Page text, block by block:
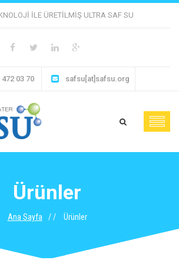
ILE ÜRETILMIŞ ULTRA SAF SU
472 03 70 safsu[at]safsu.org
Ürünler
Ana Sayfa Ürünler